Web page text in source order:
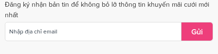
Đăng ký nhận bản tin để không bỏ lỡ thông tin khuyến mãi cưới mới
nhất
Gửi